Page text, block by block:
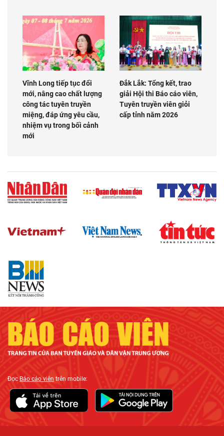
Vĩnh Long tiếp tục đổi
mới, nâng cao chất lượng
công tác tuyên truyền
miệng, đáp ứng yêu cầu,
nhiệm vụ trong bối cảnh
mới
Đắk Lắk: Tổng kết, trao
giải Hội thi Báo cáo viên,
Tuyên truyền viên giỏi
cấp tỉnh năm 2026
ĐọcBáo cáo viên trên mobile: